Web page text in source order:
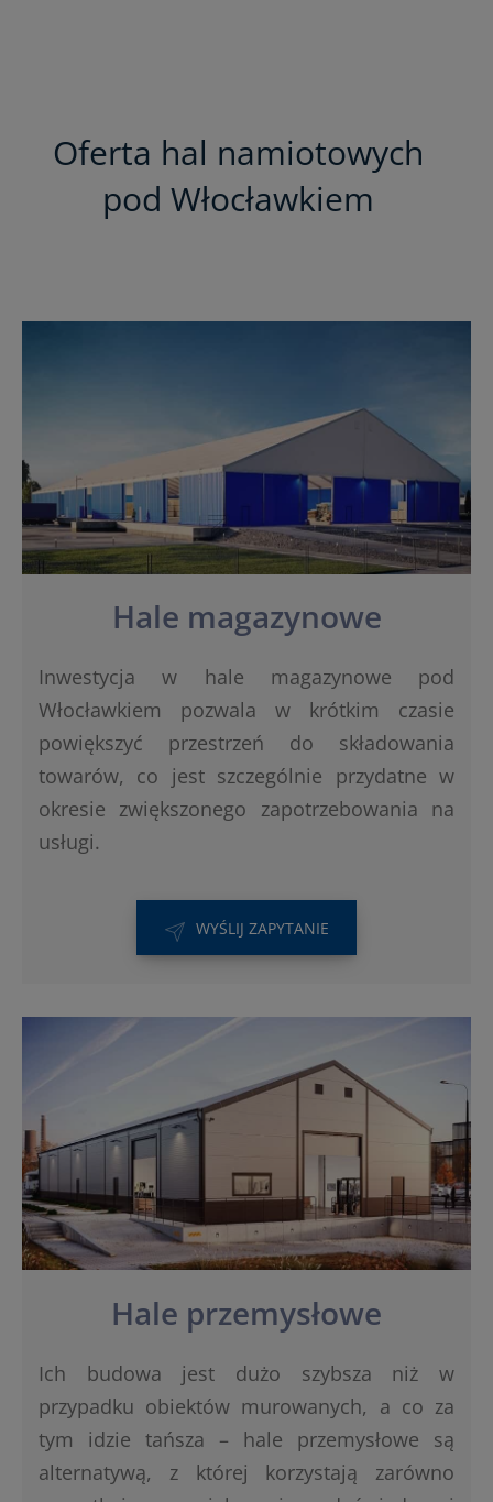
Oferta hal namiotowych
pod Włocławkiem
Hale magazynowe
Inwestycja w hale magazynowe pod
Włocławkiem pozwala w krótkim czasie
powiększyć przestrzeń do składowania
towarów, co jest szczególnie przydatne w
okresie zwiększonego zapotrzebowania na
usługi.
WYŚLIJ ZAPYTANIE
Hale przemysłowe
Ich budowa jest dużo szybsza niż w
przypadku obiektów murowanych, a co za
tym idzie tańsza – hale przemysłowe są
alternatywą, z której korzystają zarówno